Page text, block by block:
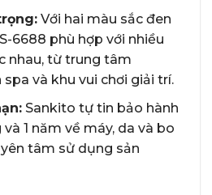
Với hai màu sắc đen
6688 phù hợp với nhiều
nhau, từ trung tâm
và khu vui chơi giải trí.
Sankito tự tin bảo hành
1 năm về máy, da và bo
tâm sử dụng sản